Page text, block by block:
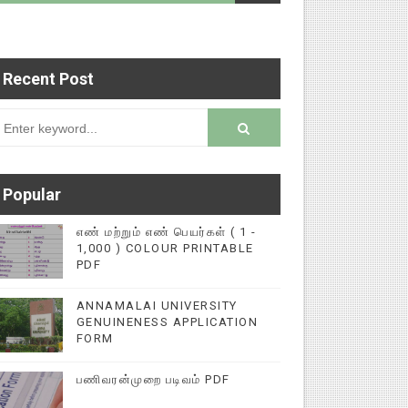
மின்னல் கல்விச் செய்தி
Recent Post
Popular
எண் மற்றும் எண் பெயர்கள் ( 1 -
1,000 ) COLOUR PRINTABLE
PDF
ANNAMALAI UNIVERSITY
GENUINENESS APPLICATION
FORM
பணிவரன்முறை படிவம் PDF